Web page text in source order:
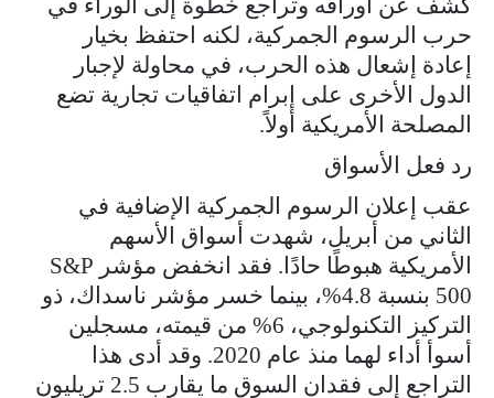
حرب الرسوم الجمركية، لكنه احتفظ بخيار
إعادة إشعال هذه الحرب، في محاولة لإجبار
الدول الأخرى على إبرام اتفاقيات تجارية تضع
المصلحة الأمريكية أولاً.
رد فعل الأسواق
عقب إعلان الرسوم الجمركية الإضافية في
الثاني من أبريل، شهدت أسواق الأسهم
الأمريكية هبوطًا حادًا. فقد انخفض مؤشر S&P
500 بنسبة 4.8%، بينما خسر مؤشر ناسداك، ذو
التركيز التكنولوجي، 6% من قيمته، مسجلين
أسوأ أداء لهما منذ عام 2020. وقد أدى هذا
التراجع إلى فقدان السوق ما يقارب 2.5 تريليون